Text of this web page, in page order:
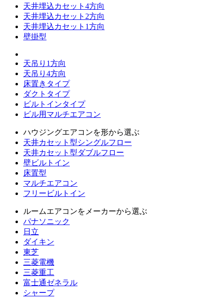
天井埋込カセット4方向
天井埋込カセット2方向
天井埋込カセット1方向
壁掛型
天吊り1方向
天吊り4方向
床置きタイプ
ダクトタイプ
ビルトインタイプ
ビル用マルチエアコン
ハウジングエアコンを形から選ぶ
天井カセット型シングルフロー
天井カセット型ダブルフロー
壁ビルトイン
床置型
マルチエアコン
フリービルトイン
ルームエアコンをメーカーから選ぶ
パナソニック
日立
ダイキン
東芝
三菱電機
三菱重工
富士通ゼネラル
シャープ